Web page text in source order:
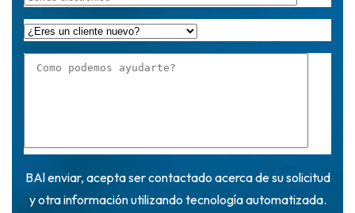
BAl enviar, acepta ser contactado acerca de su solicitud
y otra información utilizando tecnología automatizada.